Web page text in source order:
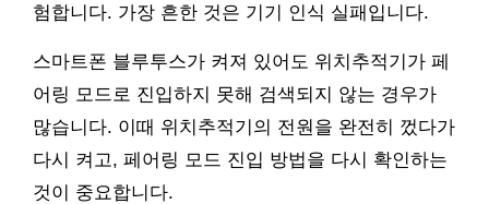
험합니다. 가장 흔한 것은 기기 인식 실패입니다.
스마트폰 블루투스가 켜져 있어도 위치추적기가 페
어링 모드로 진입하지 못해 검색되지 않는 경우가
많습니다. 이때 위치추적기의 전원을 완전히 껐다가
다시 켜고, 페어링 모드 진입 방법을 다시 확인하는
것이 중요합니다.